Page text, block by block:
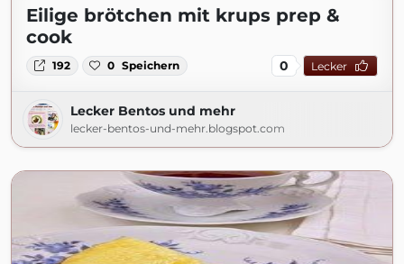
Eilige brötchen mit krups prep &
cook
192 0 Speichern 0 Lecker
Lecker Bentos und mehr
lecker-bentos-und-mehr.blogspot.com